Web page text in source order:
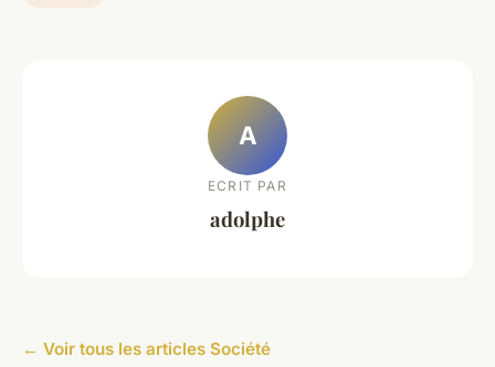
A
ECRIT PAR
adolphe
← Voir tous les articles Société